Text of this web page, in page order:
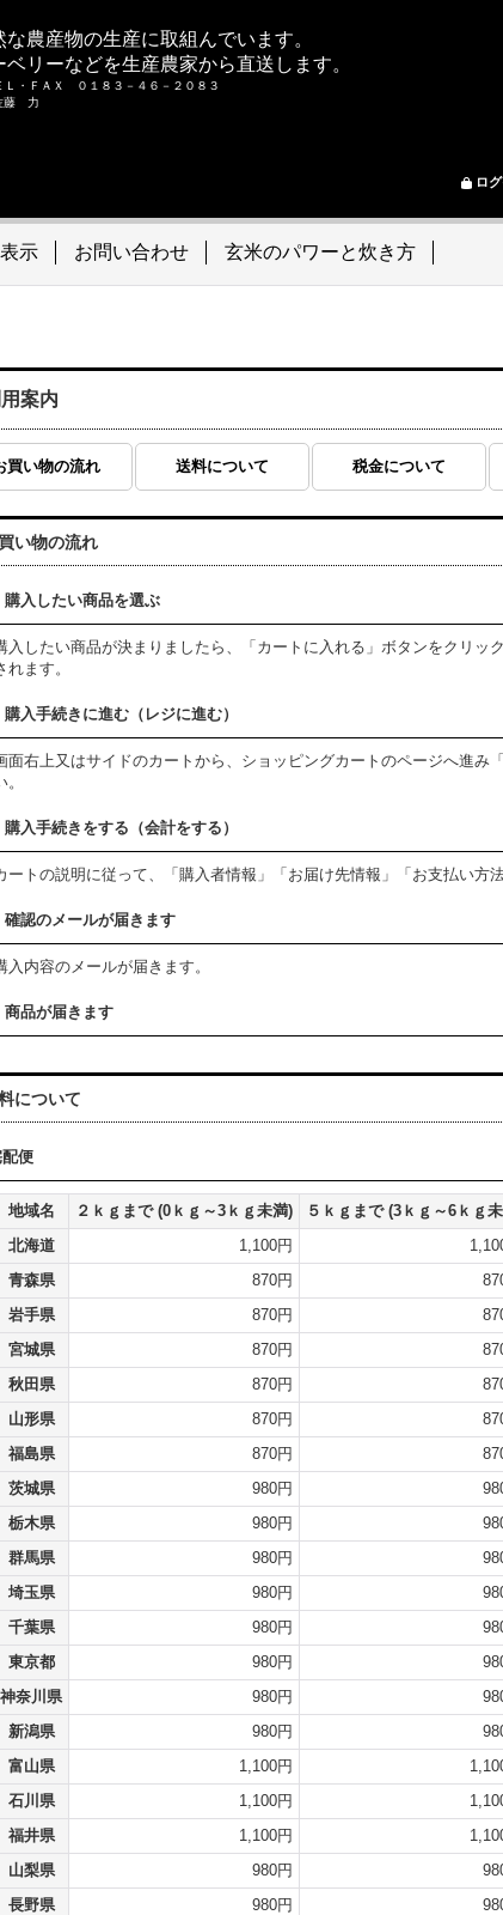
農産物の生産に取組んでいます。
リーなどを生産農家から直送します。
・ＦＡＸ ０１８３－４６－２０８３
藤 力
ロ
示 お問い合わせ 玄米のパワーと炊き方
案内
買い物の流れ 送料について 税金について
い物の流れ
購入したい商品を選ぶ
入したい商品が決まりましたら、「カートに入れる」ボタンをクリッ
れます。
購入手続きに進む（レジに進む）
面右上又はサイドのカートから、ショッピングカートのページへ進み
。
購入手続きをする（会計をする）
ートの説明に従って、「購入者情報」「お届け先情報」「お支払い方
確認のメールが届きます
入内容のメールが届きます。
商品が届きます
について
便
地域名 ２ｋｇまで (0ｋｇ～3ｋｇ未満) ５ｋｇまで (3ｋｇ～6ｋｇ
北海道
1,100円
青森県
870円
岩手県
870円
宮城県
870円
秋田県
870円
山形県
870円
福島県
870円
茨城県
980円
栃木県
980円
群馬県
980円
埼玉県
980円
千葉県
980円
東京都
980円
神奈川県
980円
新潟県
980円
富山県
1,100円
石川県
1,100円
福井県
1,100円
山梨県
980円
長野県
980円